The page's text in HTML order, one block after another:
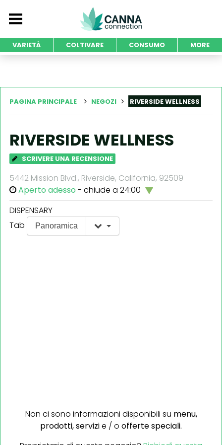
VARIETÀ COLTIVARE CONSUMO MORE
PAGINA PRINCIPALE NEGOZI RIVERSIDE WELLNESS
RIVERSIDE WELLNESS
SCRIVERE UNA RECENSIONE
5442 Mission Blvd., Riverside, California, 92509
Aperto adesso - chiude a 24:00
DISPENSARY
Tab
Panoramica
Non ci sono informazioni disponibili su menu,
prodotti,servizie / o offerte speciali.